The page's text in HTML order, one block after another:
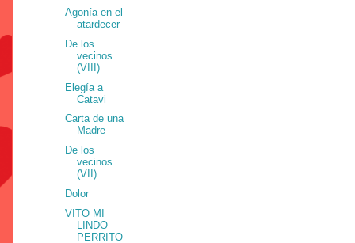
Agonía en el
atardecer
De los
vecinos
(VIII)
Elegía a
Catavi
Carta de una
Madre
De los
vecinos
(VII)
Dolor
VITO MI
LINDO
PERRITO